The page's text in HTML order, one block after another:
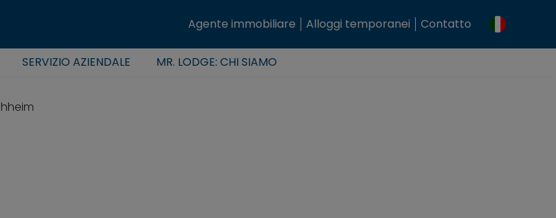
Agente immobiliare Alloggi temporanei Contatto
SERVIZIO AZIENDALE MR. LODGE: CHI SIAMO